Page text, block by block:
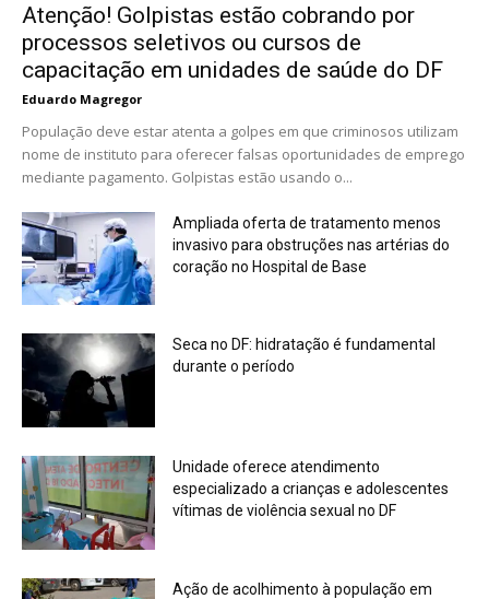
Atenção! Golpistas estão cobrando por
processos seletivos ou cursos de
capacitação em unidades de saúde do DF
Eduardo Magregor
População deve estar atenta a golpes em que criminosos utilizam
nome de instituto para oferecer falsas oportunidades de emprego
mediante pagamento. Golpistas estão usando o...
Ampliada oferta de tratamento menos
invasivo para obstruções nas artérias do
coração no Hospital de Base
Seca no DF: hidratação é fundamental
durante o período
Unidade oferece atendimento
especializado a crianças e adolescentes
vítimas de violência sexual no DF
Ação de acolhimento à população em